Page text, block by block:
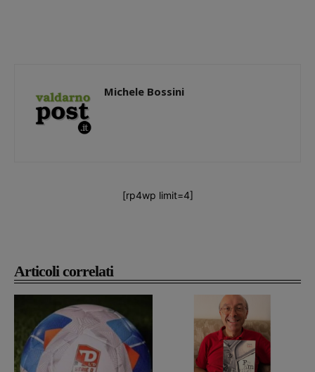
Articoli correlati
Michele Bossini
[rp4wp limit=4]